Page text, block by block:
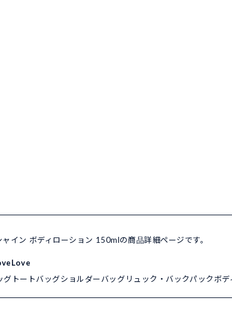
イン ボディローション 150mlの商品詳細ページです。
グ トートバッグショルダーバッグリュック・バックパックボ